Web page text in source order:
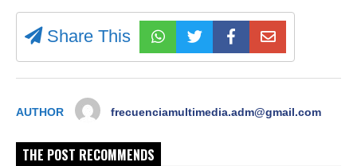
Share This
AUTHOR frecuenciamultimedia.adm@gmail.com
THE POST RECOMMENDS